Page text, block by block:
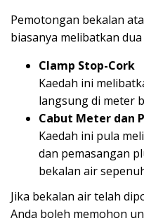
Pemotongan bekalan
biasanya melibatkan
Clamp Stop-Cork
Kaedah ini
langsung di meter
Cabut Meter dan
Kaedah ini pula
dan pemasangan
bekalan air
Jika bekalan air telah
Anda boleh memohon